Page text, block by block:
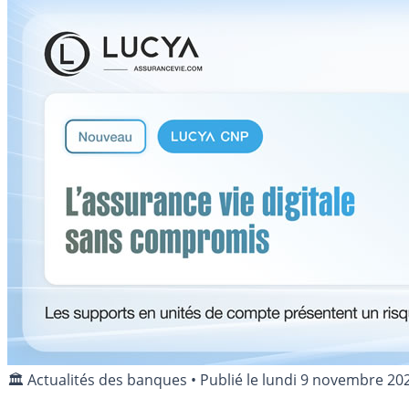
🏛️ Actualités des banques • Publié le lundi 9 novembre